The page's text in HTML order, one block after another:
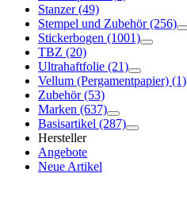
Stanzer(49)
Stempel und Zubehör(256)
Stickerbogen (1001)
TBZ (20)
Ultrahaftfolie (21)
Vellum (Pergamentpapier) (1)
Zubehör(53)
Marken (637)
Basisartikel (287)
Hersteller
Angebote
Neue Artikel